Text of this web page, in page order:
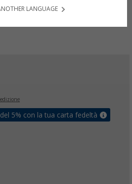
5% con la tua carta fedeltà
LANGUAGE